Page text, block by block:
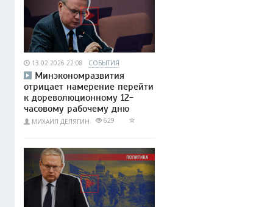
13.02.2026 22:08 СОБЫТИЯ
Минэкономразвития
отрицает намерение перейти
к дореволюционному 12-
часовому рабочему дню
МИХАИЛ ДЕЛЯГИН 629